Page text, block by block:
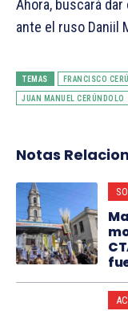
Ahora, buscará
ante el ruso Daniil
TEMAS FRANCISCO
JUAN MANUEL CERÚNDOLO
Notas